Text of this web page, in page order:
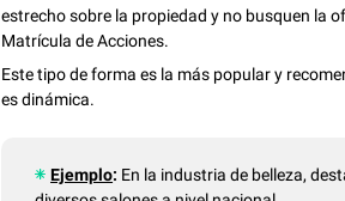
estrecho sobre la propiedad y no busquen la
Matrícula de Acciones.
Este tipo de forma es la más popular y
es dinámica.
Ejemplo: En la industria de belleza,